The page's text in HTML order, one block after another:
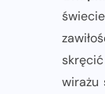
wirażu